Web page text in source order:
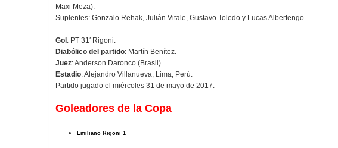
Maxi Meza).
Suplentes: Gonzalo Rehak, Julián Vitale, Gustavo Toledo y Lucas Albertengo.
Gol: PT 31′ Rigoni.
Diabólico del partido: Martín Benítez.
Juez: Anderson Daronco (Brasil)
Estadio: Alejandro Villanueva, Lima, Perú.
Partido jugado el miércoles 31 de mayo de 2017.
Goleadores de la Copa
Emiliano Rigoni 1